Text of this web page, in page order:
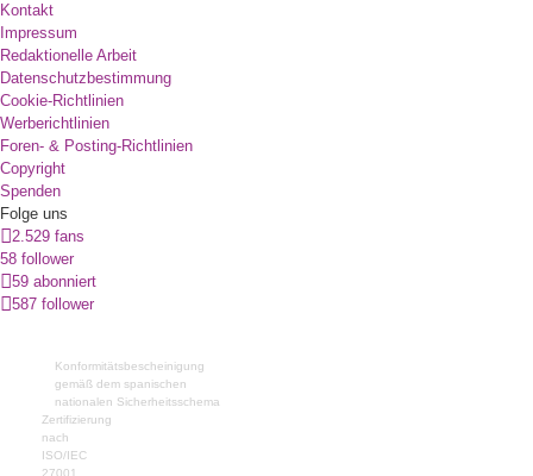
Kontakt
Impressum
Redaktionelle Arbeit
Datenschutzbestimmung
Cookie-Richtlinien
Werberichtlinien
Foren- & Posting-Richtlinien
Copyright
Spenden
Folge uns
2.529 fans
58 follower
59 abonniert
587 follower
Konformitätsbescheinigung
gemäß dem spanischen
nationalen Sicherheitsschema
Zertifizierung
nach
ISO/IEC